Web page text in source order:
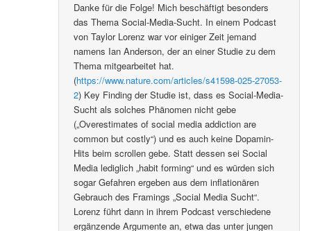
Danke für die Folge! Mich beschäftigt besonders
das Thema Social-Media-Sucht. In einem Podcast
von Taylor Lorenz war vor einiger Zeit jemand
namens Ian Anderson, der an einer Studie zu dem
Thema mitgearbeitet hat.
(https://www.nature.com/articles/s41598-025-27053-
2) Key Finding der Studie ist, dass es Social-Media-
Sucht als solches Phänomen nicht gebe
(„Overestimates of social media addiction are
common but costly“) und es auch keine Dopamin-
Hits beim scrollen gebe. Statt dessen sei Social
Media lediglich „habit forming“ und es würden sich
sogar Gefahren ergeben aus dem inflationären
Gebrauch des Framings „Social Media Sucht“.
Lorenz führt dann in ihrem Podcast verschiedene
ergänzende Argumente an, etwa das unter jungen